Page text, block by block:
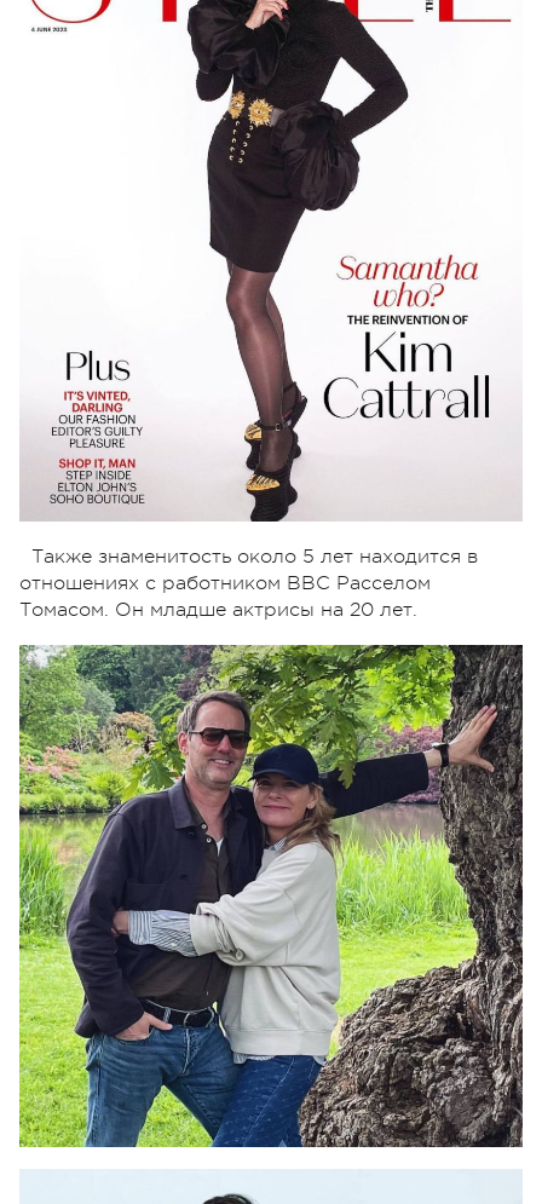
Также знаменитость около 5 лет находится в
отношениях с работником BBC Расселом
Томасом. Он младше актрисы на 20 лет.